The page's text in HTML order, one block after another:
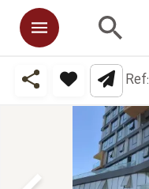
Ref: